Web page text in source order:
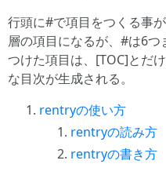
行頭に#で項目をつくる事
層の項目になるが、#は6つ
つけた項目は、[TOC]とだ
な目次が生成される。
rentryの使い方
rentryの読み方
rentryの書き方